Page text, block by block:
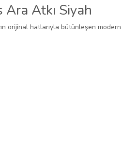
Atkı Siyah
orijinal hatlarıyla bütünleşen modern